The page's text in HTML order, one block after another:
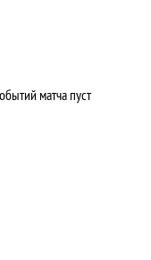
матча пуст